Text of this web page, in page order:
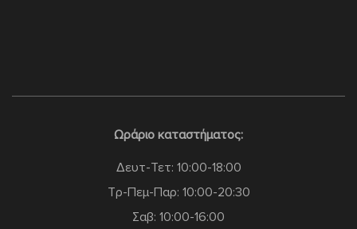
Ωράριο καταστήματος:
Δευτ-Τετ: 10:00-18:00
Τρ-Πεμ-Παρ: 10:00-20:30
Σαβ: 10:00-16:00